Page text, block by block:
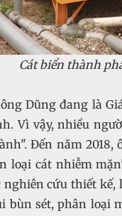
Cát biển thành
Dũng đang là
Vì vậy, nhiều
Đến năm
loại cát nhiễm
nghiên cứu thiết
bùn sét, phân loại